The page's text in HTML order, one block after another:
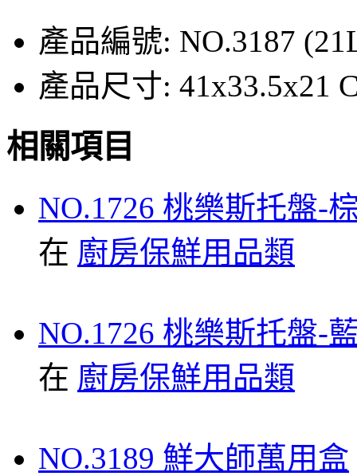
產品編號: NO.3187
產品尺寸: 41x33.5x21
相關項目
NO.1726 桃樂斯托盤-
在 廚房保鮮用品類
NO.1726 桃樂斯托盤-
在 廚房保鮮用品類
NO.3189 鮮大師萬用盒